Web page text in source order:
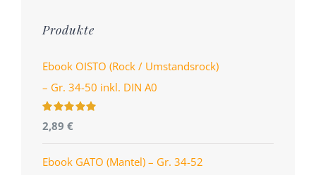
Produkte
Ebook OISTO (Rock / Umstandsrock)
– Gr. 34-50 inkl. DIN A0
Bewertet
mit 4.96
5
2,89 €
Ebook GATO (Mantel) – Gr. 34-52